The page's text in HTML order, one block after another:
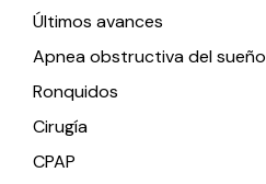
Últimos avances
Apnea obstructiva del sueño
Ronquidos
Cirugía
CPAP